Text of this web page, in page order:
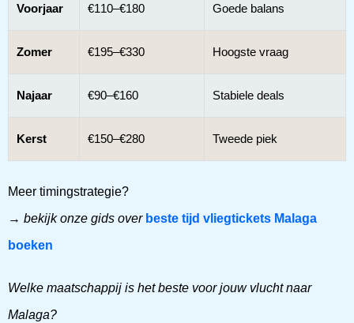
Voorjaar €110–€180 Goede balans
Zomer €195–€330 Hoogste vraag
Najaar €90–€160 Stabiele deals
Kerst €150–€280 Tweede piek
Meer timingstrategie?
→ bekijk onze gids over beste tijd vliegtickets Malaga
boeken
Welke maatschappij is het beste voor jouw vlucht naar
Malaga?